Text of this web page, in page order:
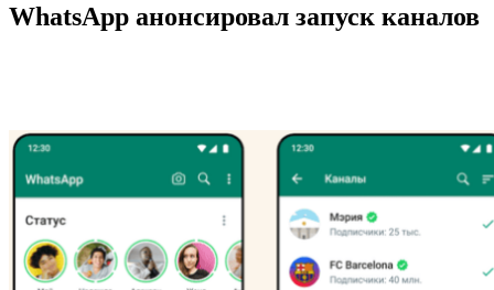
WhatsApp анонсировал запуск каналов